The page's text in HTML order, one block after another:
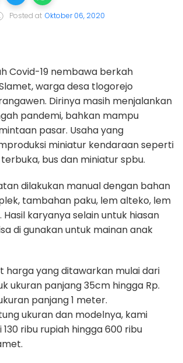
Posted at Oktober 06, 2020
Covid-19 nembawa berkah
warga desa tlogorejo
Dirinya masih menjalankan
pandemi, bahkan mampu
pasar. Usaha yang
miniatur kendaraan seperti
bus dan miniatur spbu.
dilakukan manual dengan bahan
tambahan paku, lem alteko, lem
karyanya selain untuk hiasan
di gunakan untuk mainan anak
harga yang ditawarkan mulai dari
ukuran panjang 35cm hingga Rp.
panjang 1 meter.
ukuran dan modelnya, kami
ribu rupiah hingga 600 ribu